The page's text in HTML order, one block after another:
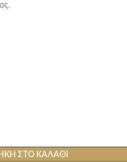
ΣΤΟ ΚΑΛΆΘΙ